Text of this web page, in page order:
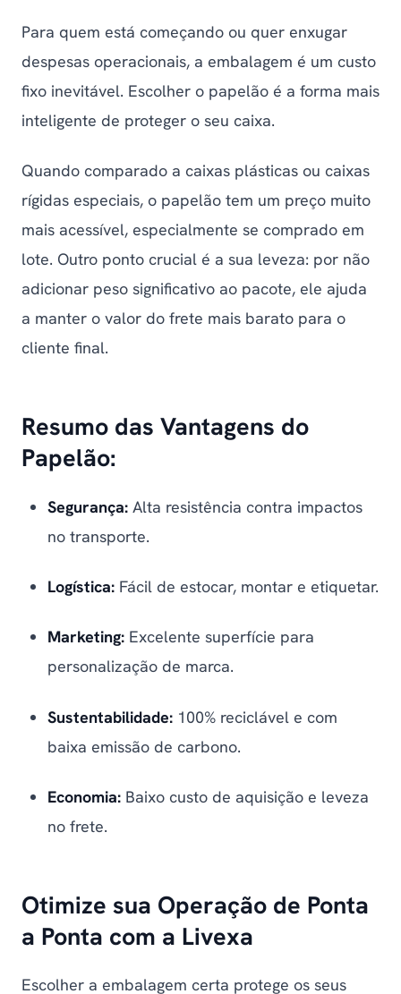
Para quem está começando ou quer enxugar
despesas operacionais, a embalagem é um custo
fixo inevitável. Escolher o papelão é a forma mais
inteligente de proteger o seu caixa.
Quando comparado a caixas plásticas ou caixas
rígidas especiais, o papelão tem um preço muito
mais acessível, especialmente se comprado em
lote. Outro ponto crucial é a sua leveza: por não
adicionar peso significativo ao pacote, ele ajuda
a manter o valor do frete mais barato para o
cliente final.
Resumo das Vantagens do
Papelão:
Segurança:Alta resistência contra impactos
no transporte.
Logística:Fácil de estocar, montar e etiquetar.
Marketing:Excelente superfície para
personalização de marca.
Sustentabilidade:100% reciclável e com
baixa emissão de carbono.
Economia:Baixo custo de aquisição e leveza
no frete.
Otimize sua Operação de Ponta
a Ponta com a Livexa
Escolher a embalagem certa protege os seus